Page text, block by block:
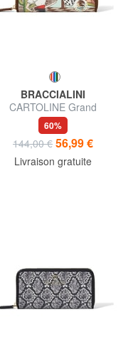
BRACCIALINI
CARTOLINE Grand
portefeuille zippé MEXICO
60%
144,00 € 56,99 €
Livraison gratuite